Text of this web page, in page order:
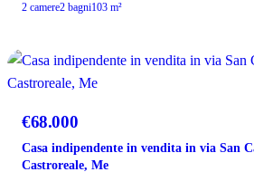
2 camere2 bagni103 m²
€68.000
Casa indipendente in vendita in via San
Castroreale, Me